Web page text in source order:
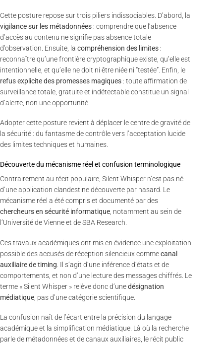
Cette posture repose sur trois piliers indissociables. D’abord, la
vigilance sur les métadonnées : comprendre que l’absence
d’accès au contenu ne signifie pas absence totale
d’observation. Ensuite, la compréhension des limites :
reconnaître qu’une frontière cryptographique existe, qu’elle est
intentionnelle, et qu’elle ne doit ni être niée ni “testée”. Enfin, le
refus explicite des promesses magiques : toute affirmation de
surveillance totale, gratuite et indétectable constitue un signal
d’alerte, non une opportunité.
Adopter cette posture revient à déplacer le centre de gravité de
la sécurité : du fantasme de contrôle vers l’acceptation lucide
des limites techniques et humaines.
Découverte du mécanisme réel et confusion terminologique
Contrairement au récit populaire, Silent Whisper n’est pas né
d’une application clandestine découverte par hasard. Le
mécanisme réel a été compris et documenté par des
chercheurs en sécurité informatique, notamment au sein de
l’Université de Vienne et de SBA Research.
Ces travaux académiques ont mis en évidence une exploitation
possible des accusés de réception silencieux commecanal
auxiliaire de timing . Il s’agit d’une inférence d’états et de
comportements, et non d’une lecture des messages chiffrés. Le
terme « Silent Whisper » relève donc d’unedésignation
médiatique , pas d’une catégorie scientifique.
La confusion naît de l’écart entre la précision du langage
académique et la simplification médiatique. Là où la recherche
parle de métadonnées et de canaux auxiliaires, le récit public